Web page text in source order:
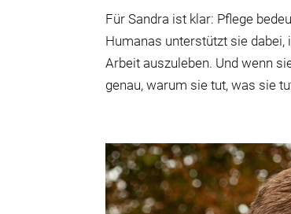
Für Sandra ist klar: Pflege
Humanas unterstützt sie
Arbeit auszuleben. Und wenn
genau, warum sie tut, was sie